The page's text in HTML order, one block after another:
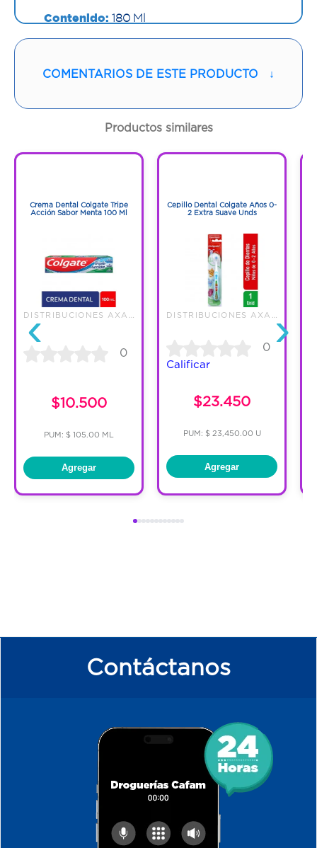
Contenido: 180 Ml
COMENTARIOS DE ESTE PRODUCTO ↓
Productos similares
‹
Crema Dental Colgate Tripe
Acción Sabor Menta 100 Ml
0
$10.500
PUM: $ 105.00 ML
Agregar
Cepillo Dental Colgate Años 0-
2 Extra Suave Unds
0
Calificar
$23.450
PUM: $ 23,450.00 U
Agregar
›
Contáctanos